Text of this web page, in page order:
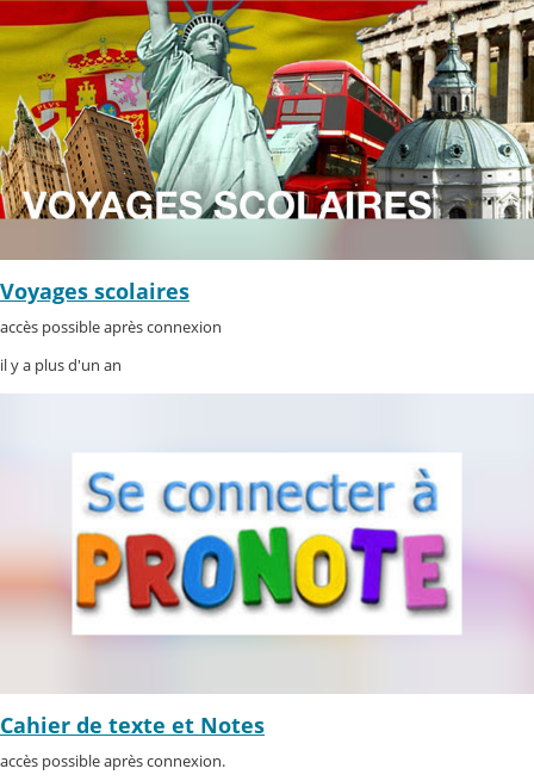
Voyages scolaires
accès possible après connexion
il y a plus d'un an
Cahier de texte et Notes
accès possible après connexion.